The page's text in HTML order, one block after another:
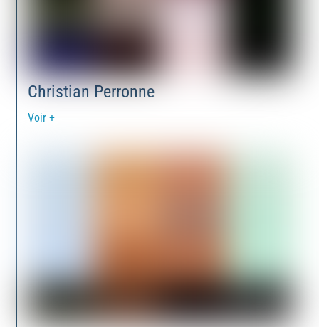
Christian Perronne
Voir +